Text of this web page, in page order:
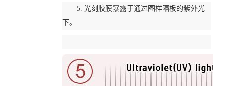
5. 光刻胶膜暴露于通过图样隔板的紫外光
下。